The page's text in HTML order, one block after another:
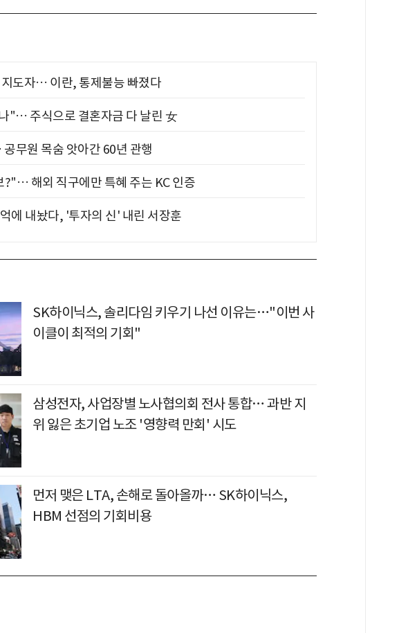
도자… 이란, 통제불능 빠졌다
"… 주식으로 결혼자금 다 날린 女
무원 목숨 앗아간 60년 관행
?"… 해외 직구에만 특혜 주는 KC 인증
에 내놨다, '투자의 신' 내린 서장훈
SK하이닉스, 솔리다임 키우기 나선 이유는…"이번 사
이클이 최적의 기회"
삼성전자, 사업장별 노사협의회 전사 통합… 과반 지
위 잃은 초기업 노조 '영향력 만회' 시도
먼저 맺은 LTA, 손해로 돌아올까… SK하이닉스,
HBM 선점의 기회비용